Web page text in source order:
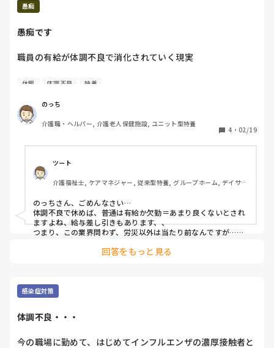
メンタル崩壊寸前
また私が眠前飲まないといけなくなる笑
崩壊する前に
一刻も早く。
愚痴
愚痴です
職員の有給が体調不良で消化されていく現実
ぶざけんなって思います
何も考えずに働く人が残っていくから
何も変わらないし訳分からない業務量になる
休暇 体調不良 特養
のっち
介護職・ヘルパー, 介護老人保健施設, ユニット型特養
4 ・ 02/19
ツート
介護福祉士, ケアマネジャー, 従来型特養, グループホーム, デイサー
のっちさん、ごめんなさい…
体調不良で休めば、普通は有給か欠勤＝あまり良くないとされ
ますよね、給与差し引きもあります、、
つまり、この業界問わず、労災以外は当たり前なんですが…
回答をもっと見る
感染症対策
体調不良・・・
今の職場に勤めて、はじめてインフルエンザの濃厚接触者と